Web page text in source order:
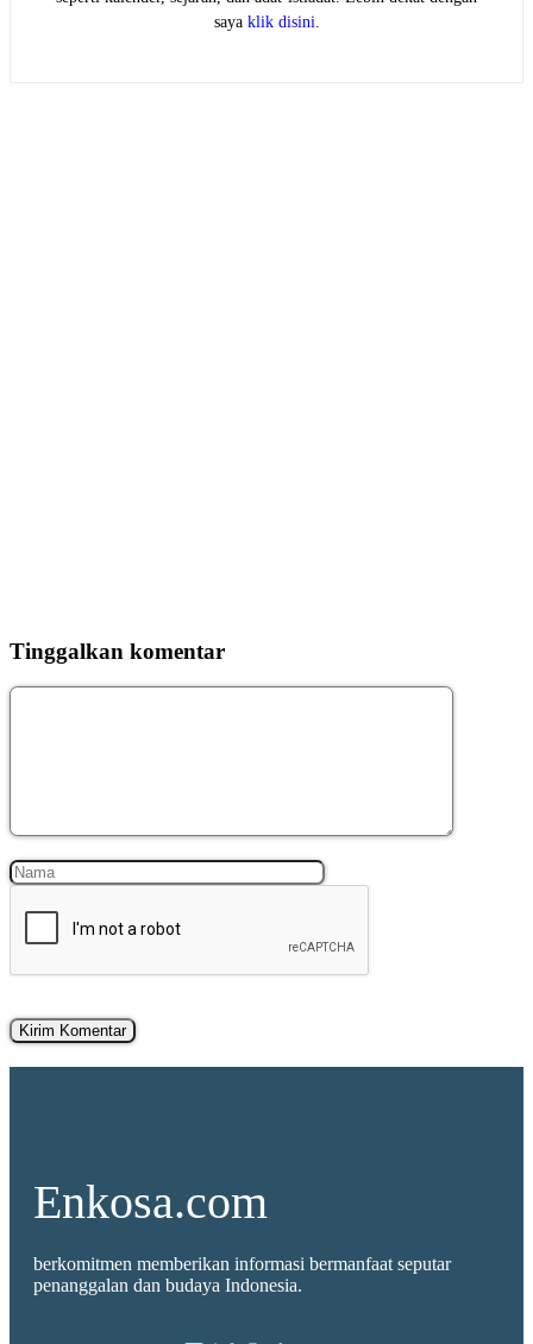
saya klik disini
Tinggalkan komentar
Komentar
Nama Surel
Enkosa.com
berkomitmen memberikan informasi bermanfaat seputar
penanggalan dan budaya Indonesia.